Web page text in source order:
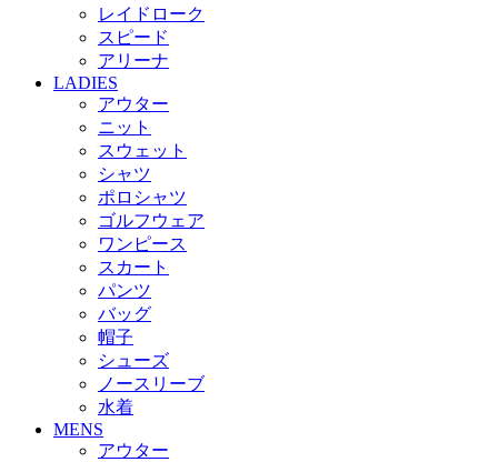
レイドローク
スピード
アリーナ
LADIES
アウター
ニット
スウェット
シャツ
ポロシャツ
ゴルフウェア
ワンピース
スカート
パンツ
バッグ
帽子
シューズ
ノースリーブ
水着
MENS
アウター